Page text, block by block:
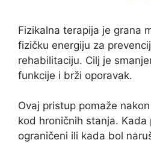
Fizikalna terapija je grana
fizičku energiju za
rehabilitaciju. Cilj je
funkcije i brži oporavak.
Ovaj pristup pomaže
kod hroničnih stanja. Kada
ograničeni ili kada bol